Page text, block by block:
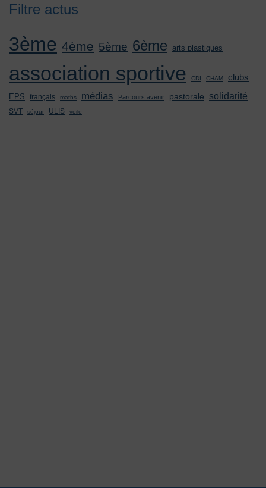
Filtre actus
3ème 4ème 5ème 6ème arts plastiques
association sportive CDI CHAM clubs
EPS français maths médias Parcours avenir pastorale solidarité
SVT séjour ULIS voile